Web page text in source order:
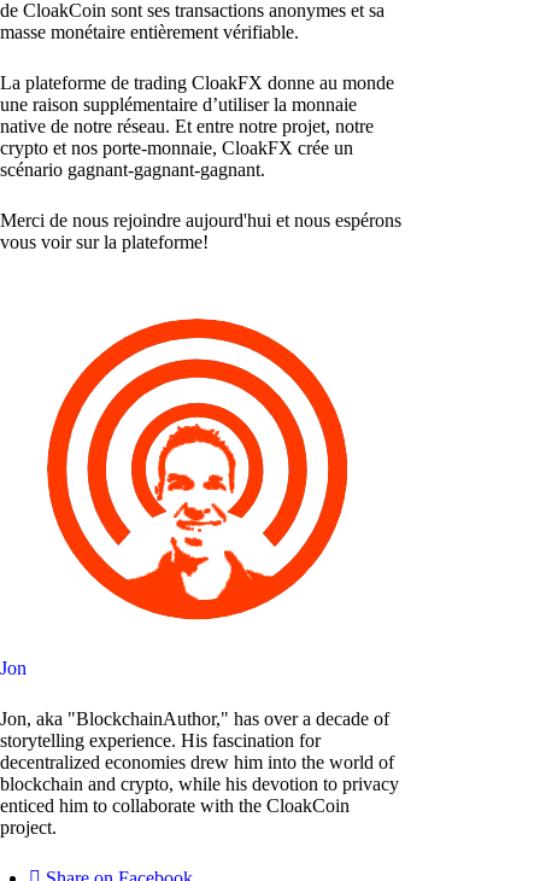
de CloakCoin sont ses transactions anonymes et sa
masse monétaire entièrement vérifiable.
La plateforme de trading CloakFX donne au monde
une raison supplémentaire d’utiliser la monnaie
native de notre réseau. Et entre notre projet, notre
crypto et nos porte-monnaie, CloakFX crée un
scénario gagnant-gagnant-gagnant.
Merci de nous rejoindre aujourd'hui et nous espérons
vous voir sur la plateforme!
Jon
Jon, aka "BlockchainAuthor," has over a decade of
storytelling experience. His fascination for
decentralized economies drew him into the world of
blockchain and crypto, while his devotion to privacy
enticed him to collaborate with the CloakCoin
project.